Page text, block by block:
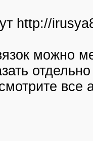
http://
можно
все